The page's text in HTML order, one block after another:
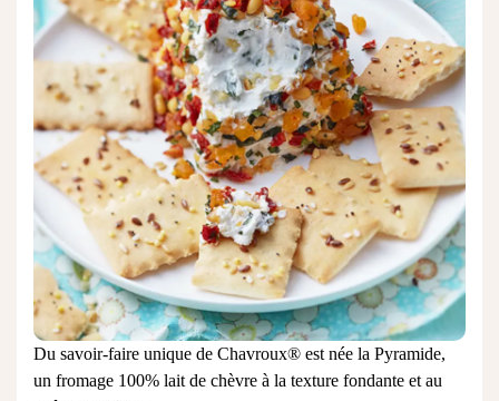
Du savoir-faire unique de Chavroux® est née la Pyramide,
un fromage 100% lait de chèvre à la texture fondante et au